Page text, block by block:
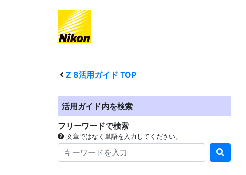
Z 8活用ガイド TOP
活用ガイド内を検索
フリーワードで検索
文章ではなく単語を入力してください。